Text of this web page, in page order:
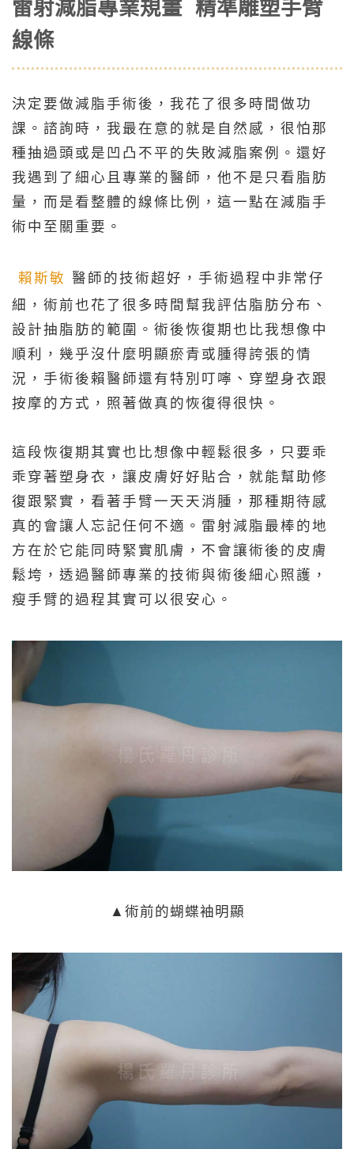
雷射減脂專業規畫 精準雕塑手臂
線條
決定要做減脂手術後，我花了很多時間做功
課。諮詢時，我最在意的就是自然感，很怕那
種抽過頭或是凹凸不平的失敗減脂案例。還好
我遇到了細心且專業的醫師，他不是只看脂肪
量，而是看整體的線條比例，這一點在減脂手
術 中至關重要。
賴斯敏 醫師的技術超好，手術過程中非常仔
細，術前也花了很多時間幫我評估脂肪分布、
設計抽脂肪的範圍。術後恢復期也比我想像中
順利，幾乎沒什麼明顯瘀青或腫得誇張的情
況，手術後賴醫師還有特別叮嚀、穿塑身衣跟
按摩的方式，照著做真的恢復得很快。
這段恢復期其實也比想像中輕鬆很多，只要乖
乖穿著塑身衣，讓皮膚好好貼合，就能幫助修
復跟緊實，看著手臂一天天消腫，那種期待感
真的會讓人忘記任何不適。 雷射減脂 最棒的地
方在於它能同時緊實肌膚，不會讓術後的皮膚
鬆垮，透過醫師專業的技術與術後細心照護，
瘦手臂 的過程其實可以很安心。
▲術前的蝴蝶袖明顯